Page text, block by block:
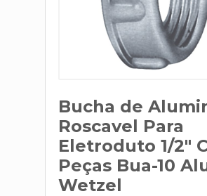
Bucha de
Roscavel Para
Eletroduto 1/2"
Peças Bua-10
Wetzel